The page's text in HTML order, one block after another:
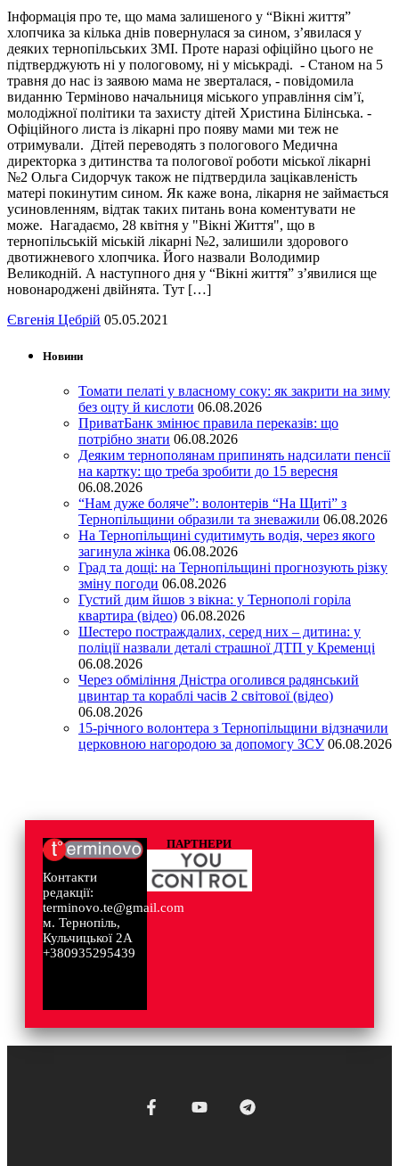
Інформація про те, що мама залишеного у “Вікні життя”
хлопчика за кілька днів повернулася за сином, з’явилася у
деяких тернопільських ЗМІ. Проте наразі офіційно цього не
підтверджують ні у пологовому, ні у міськраді. - Станом на 5
травня до нас із заявою мама не зверталася, - повідомила
виданню Терміново начальниця міського управління сім’ї,
молодіжної політики та захисту дітей Христина Білінська. -
Офіційного листа із лікарні про появу мами ми теж не
отримували. Дітей переводять з пологового Медична
директорка з дитинства та пологової роботи міської лікарні
№2 Ольга Сидорчук також не підтвердила зацікавленість
матері покинутим сином. Як каже вона, лікарня не займається
усиновленням, відтак таких питань вона коментувати не
може. Нагадаємо, 28 квітня у "Вікні Життя", що в
тернопільській міській лікарні №2, залишили здорового
двотижневого хлопчика. Його назвали Володимир
Великодній. А наступного дня у “Вікні життя” з’явилися ще
новонароджені двійнята. Тут […]
Євгенія Цебрій 05.05.2021
Новини
Томати пелаті у власному соку: як закрити на зиму
без оцту й кислоти 06.08.2026
ПриватБанк змінює правила переказів: що
потрібно знати 06.08.2026
Деяким тернополянам припинять надсилати пенсії
на картку: що треба зробити до 15 вересня
06.08.2026
“Нам дуже боляче”: волонтерів “На Щиті” з
Тернопільщини образили та зневажили 06.08.2026
На Тернопільщині судитимуть водія, через якого
загинула жінка 06.08.2026
Град та дощі: на Тернопільщині прогнозують різку
зміну погоди 06.08.2026
Густий дим йшов з вікна: у Тернополі горіла
квартира (відео) 06.08.2026
Шестеро постраждалих, серед них – дитина: у
поліції назвали деталі страшної ДТП у Кременці
06.08.2026
Через обміління Дністра оголився радянський
цвинтар та кораблі часів 2 світової (відео)
06.08.2026
15-річного волонтера з Тернопільщини відзначили
церковною нагородою за допомогу ЗСУ 06.08.2026
Контакти
редакції:
terminovo.te@gmail.com
м. Тернопіль,
Кульчицької 2А
+380935295439
ПАРТНЕРИ